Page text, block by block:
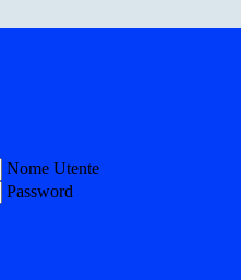
Nome Utente
Password